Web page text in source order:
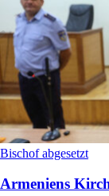
Bischof abgesetzt
Armeniens